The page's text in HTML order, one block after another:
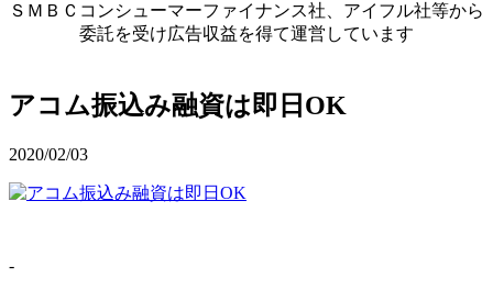
ＳＭＢＣコンシューマーファイナンス社、アイフル社等から
委託を受け広告収益を得て運営しています
アコム振込み融資は即日OK
2020/02/03
-